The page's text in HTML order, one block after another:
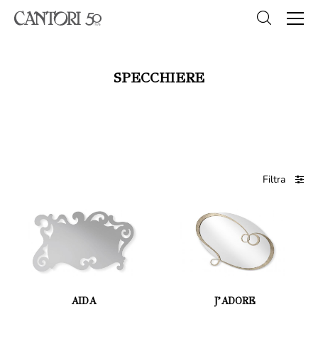
SPECCHIERE
Filtra
AIDA J’ADORE